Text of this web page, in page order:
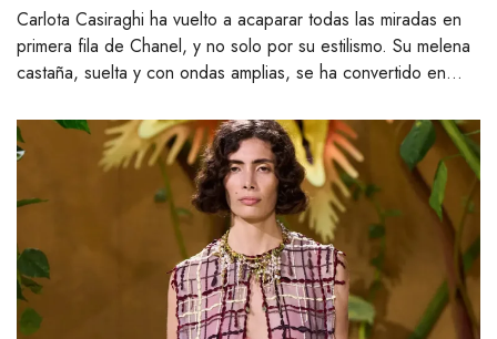
Carlota Casiraghi ha vuelto a acaparar todas las miradas en
primera fila de Chanel, y no solo por su estilismo. Su melena
castaña, suelta y con ondas amplias, se ha convertido en…